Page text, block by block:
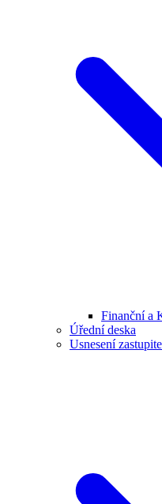
Finanční a
Úřední deska
Usnesení